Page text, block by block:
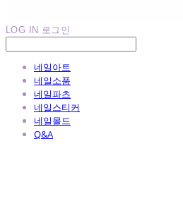
LOG IN 로그인
네일아트
네일소품
네일파츠
네일스티커
네일몰드
Q&A